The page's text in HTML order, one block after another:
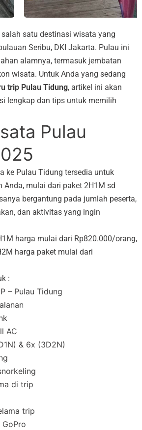
satu destinasi wisata yang
Seribu, DKI Jakarta. Pulau ini
alamnya, termasuk jembatan
wisata. Untuk Anda yang sedang
trip Pulau Tidung, artikel ini akan
lengkap dan tips untuk memilih
Pulau
ke Pulau Tidung tersedia untuk
Anda, mulai dari paket 2H1M sd
bergantung pada jumlah peserta,
dan aktivitas yang ingin
harga mulai dari Rp820.000/orang,
harga paket mulai dari
:
– Pulau Tidung
AC
& 6x (3D2N)
di trip
trip